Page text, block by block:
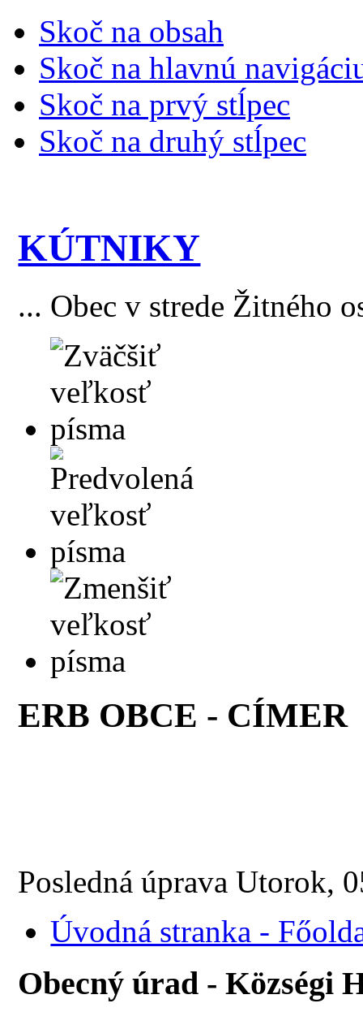
Skoč na obsah
Skoč na hlavnú
Skoč na prvý stĺpec
Skoč na druhý stĺpec
KÚTNIKY
... Obec v strede Žitného
ERB OBCE - CÍMER
Posledná úprava Utorok,
Úvodná stranka -
Obecný úrad - Községi